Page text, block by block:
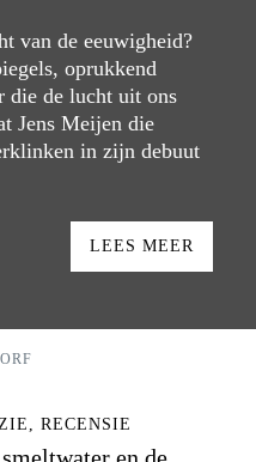
van de eeuwigheid?
oprukkend
die de lucht uit ons
Jens Meijen die
in zijn debuut
LEES MEER
RECENSIE